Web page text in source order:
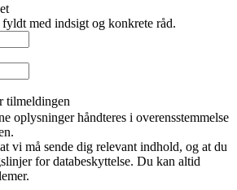
med indsigt og konkrete råd.
tilmeldingen
oplysninger håndteres i overensstemmelse
vi må sende dig relevant indhold, og at du
for databeskyttelse. Du kan altid